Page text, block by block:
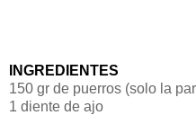
INGREDIENTES
150 gr de puerros (solo la
1 diente de ajo